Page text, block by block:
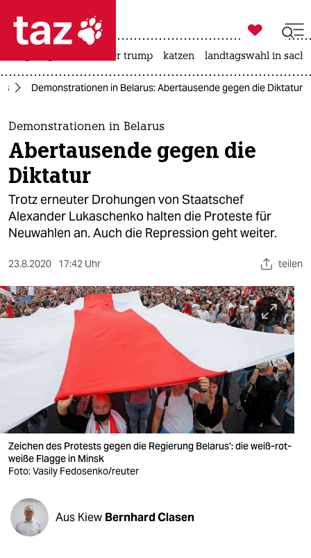
 taz zahl ich
taz zahl ich
themen
politik
öko
gesellschaft
sport
berlin
wahrheit
verlag
verlag
veranstaltungen
fragen & hilfe

taz zahl ich
usa unter trump katzen landtagswahl in
Demonstrationen in Belarus: Abertausende gegen die Diktatur
Demonstrationen in Belarus
Abertausende gegen die
Diktatur
Trotz erneuter Drohungen von Staatschef
Alexander Lukaschenko halten die Proteste für
Neuwahlen an. Auch die Repression geht weiter.
23.8.2020 17:42 Uhr teilen
Zeichen des Protests gegen die Regierung Belarus': die weiß-rot-
weiße Flagge in Minsk
Foto: Vasily Fedosenko/reuter
Aus Kiew Bernhard Clasen